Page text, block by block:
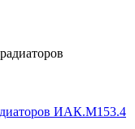
ИАК.М153.4